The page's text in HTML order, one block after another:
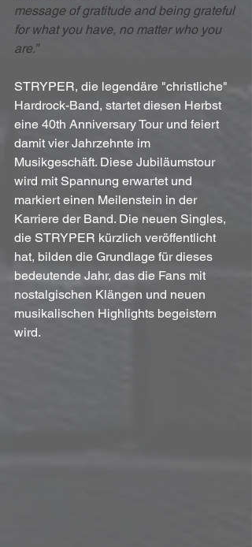
message of gratitude and being grateful
for what you have, no matter who you
are.”
STRYPER, die legendäre "christliche"
Hardrock-Band, startet diesen Herbst
eine 40th Anniversary Tour und feiert
damit vier Jahrzehnte im
Musikgeschäft. Diese Jubiläumstour
wird mit Spannung erwartet und
markiert einen Meilenstein in der
Karriere der Band. Die neuen Singles,
die STRYPER kürzlich veröffentlicht
hat, bilden die Grundlage für dieses
bedeutende Jahr, das die Fans mit
nostalgischen Klängen und neuen
musikalischen Highlights begeistern
wird.